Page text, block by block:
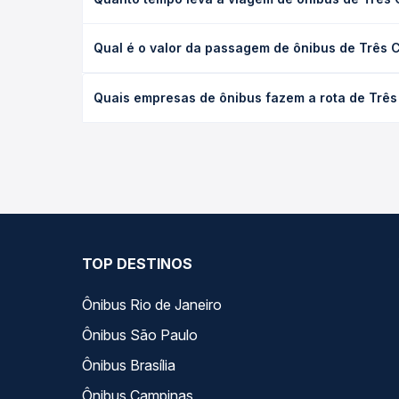
(convencional, executivo ou leito) e as condições
Qual é o valor da passagem de ônibus de Três
empresa, o tipo de poltrona e a antecedência da
Quais empresas de ônibus fazem a rota de
TOP DESTINOS
Ônibus Rio de Janeiro
Ônibus São Paulo
Ônibus Brasília
Ônibus Campinas